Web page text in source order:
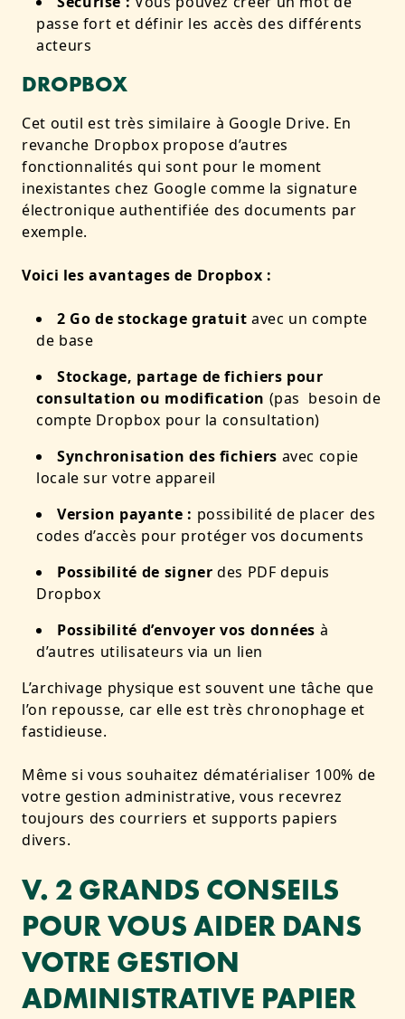
passe fort et définir les accès des différents
acteurs
DROPBOX
Cet outil est très similaire à Google Drive. En
revanche Dropbox propose d’autres
fonctionnalités qui sont pour le moment
inexistantes chez Google comme la signature
électronique authentifiée des documents par
exemple.
Voici les avantages de Dropbox :
2 Go de stockage gratuit avec un compte
de base
Stockage, partage de fichiers pour
consultation ou modification (pas besoin de
compte Dropbox pour la consultation)
Synchronisation des fichiers avec copie
locale sur votre appareil
Version payante : possibilité de placer des
codes d’accès pour protéger vos documents
Possibilité de signer des PDF depuis
Dropbox
Possibilité d’envoyer vos données à
d’autres utilisateurs via un lien
L’archivage physique est souvent une tâche que
l’on repousse, car elle est très chronophage et
fastidieuse.
Même si vous souhaitez dématérialiser 100% de
votre gestion administrative, vous recevrez
toujours des courriers et supports papiers
divers.
V. 2 GRANDS CONSEILS
POUR VOUS AIDER DANS
VOTRE GESTION
ADMINISTRATIVE PAPIER